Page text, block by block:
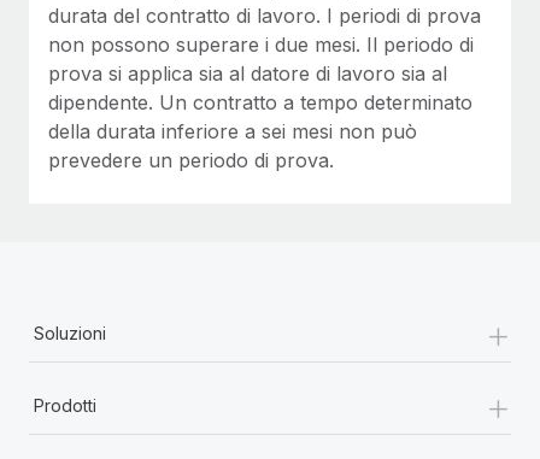
durata del contratto di lavoro. I periodi di prova
non possono superare i due mesi. Il periodo di
prova si applica sia al datore di lavoro sia al
dipendente. Un contratto a tempo determinato
della durata inferiore a sei mesi non può
prevedere un periodo di prova.
Soluzioni +
Prodotti
+